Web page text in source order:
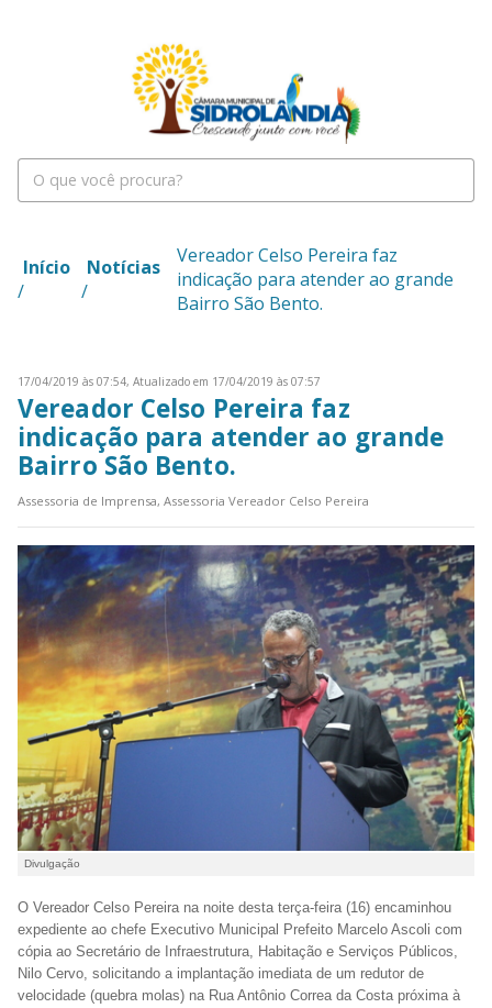
Início
/
Notícias
/
Vereador Celso Pereira faz
indicação para atender ao grande
Bairro São Bento.
17/04/2019 às 07:54, Atualizado em 17/04/2019 às 07:57
Vereador Celso Pereira faz
indicação para atender ao grande
Bairro São Bento.
Assessoria de Imprensa, Assessoria Vereador Celso Pereira
Divulgação
O Vereador Celso Pereira na noite desta terça-feira (16) encaminhou
expediente ao chefe Executivo Municipal Prefeito Marcelo Ascoli com
cópia ao Secretário de Infraestrutura, Habitação e Serviços Públicos,
Nilo Cervo, solicitando a implantação imediata de um redutor de
velocidade (quebra molas) na Rua Antônio Correa da Costa próxima à